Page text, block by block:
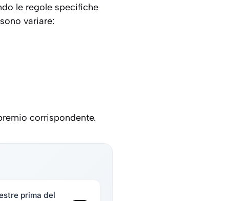
le regole specifiche
variare:
corrispondente.
prima del